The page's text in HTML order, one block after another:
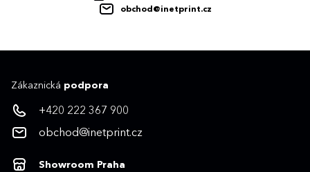
obchod@inetprint.cz
Zákaznická podpora
+420 222 367 900
obchod@inetprint.cz
Showroom Praha